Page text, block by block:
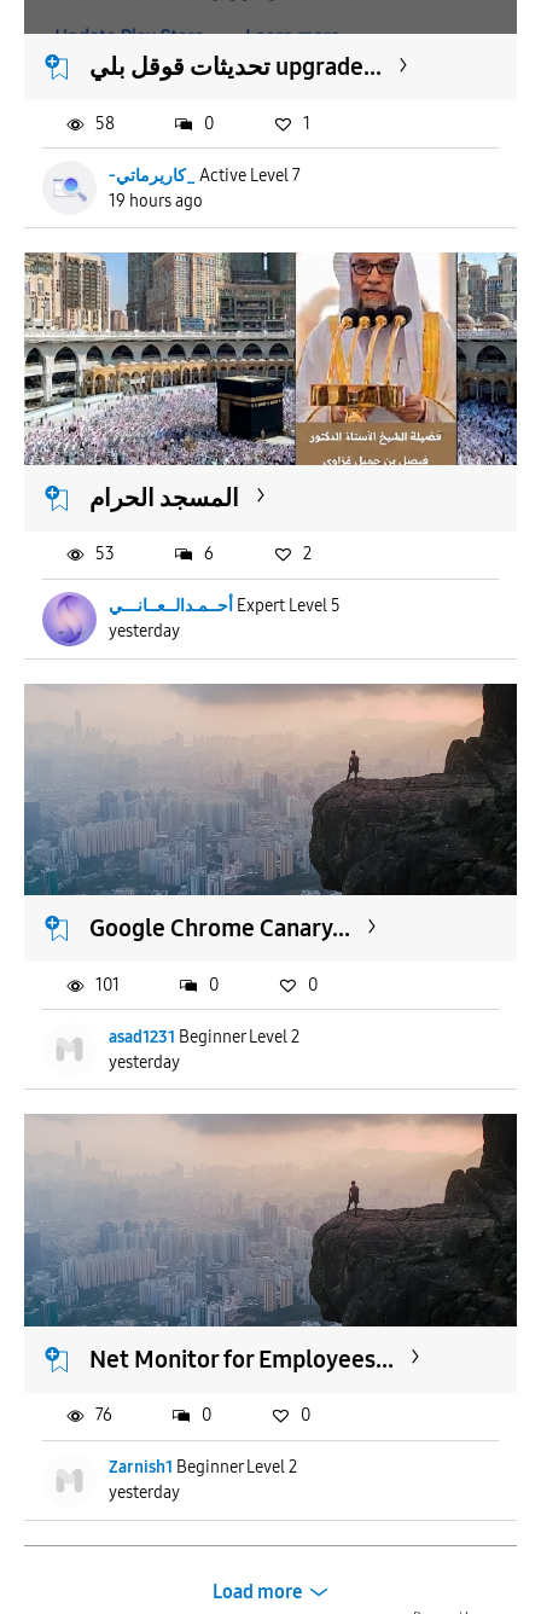
تحديثات قوقل بلي upgrade...
-كاريرماتي_ Active Level 7
19 hours ago
58 0 1
المسجد الحرام
أحــمـدالــعــانـــي Expert Level 5
yesterday
53 6 2
Google Chrome Canary...
asad1231 Beginner Level 2
yesterday
101 0 0
Net Monitor for Employees...
Zarnish1 Beginner Level 2
yesterday
76 0 0
Load more